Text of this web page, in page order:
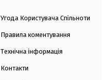
Угода Користувача Спільноти
Правила коментування
Технічна інформація
Контакти